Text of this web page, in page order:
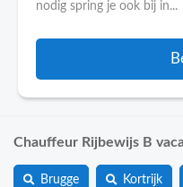
nodig spring je ook bij in...
Chauffeur Rijbewijs B
Brugge Kortrijk